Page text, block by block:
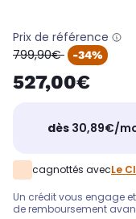
Prix de référence
oldPrice
799,90€ -34%
527,00€
dès 30,89€/
cagnottés avecLe
Un crédit vous engage
de remboursement